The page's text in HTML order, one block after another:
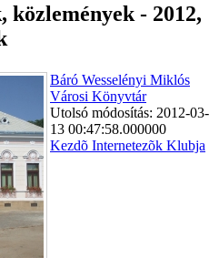
közlemények - 2012,
Báró Wesselényi Miklós
Városi Könyvtár
Utolsó módosítás: 2012-03-
13 00:47:58.000000
Kezdõ Internetezõk Klubja